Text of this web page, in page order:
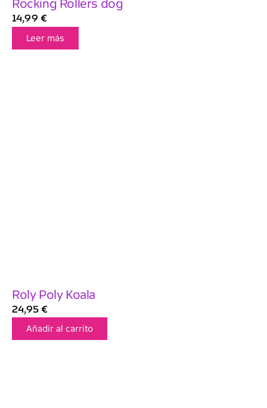
Rocking Rollers dog
14,99 €
Leer más
Roly Poly Koala
24,95 €
Añadir al carrito